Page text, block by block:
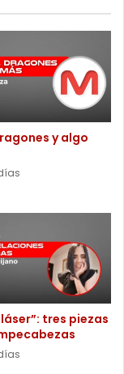
y algo
tres piezas